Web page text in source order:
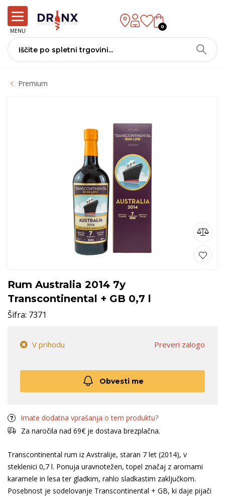
MENU
0
Premium
Rum Australia 2014 7y
Transcontinental + GB 0,7 l
Šifra: 7371
Preveri zalogo
V prihodu
Obvesti me
Imate dodatna vprašanja o tem produktu?
Za naročila nad 69€ je dostava brezplačna.
Transcontinental rum iz Avstralije, staran 7 let (2014), v
steklenici 0,7 l. Ponuja uravnotežen, topel značaj z aromami
karamele in lesa ter gladkim, rahlo sladkastim zaključkom.
Posebnost je sodelovanje Transcontinental + GB, ki daje pijači